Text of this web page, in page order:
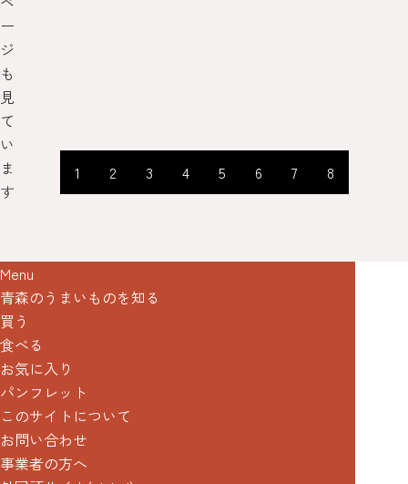
ー
ジ
も
見
て
い
ま
す
1 2 3 4 5 6 7 8
Menu
青森のうまいものを知る
買う
食べる
お気に入り
パンフレット
このサイトについて
お問い合わせ
事業者の方へ